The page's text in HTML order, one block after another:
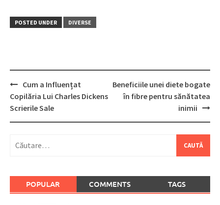
POSTED UNDER DIVERSE
Post
navigation
Cum a Influențat
Copilăria Lui Charles Dickens
Scrierile Sale
Beneficiile unei diete bogate
în fibre pentru sănătatea
inimii
după:
POPULAR COMMENTS TAGS